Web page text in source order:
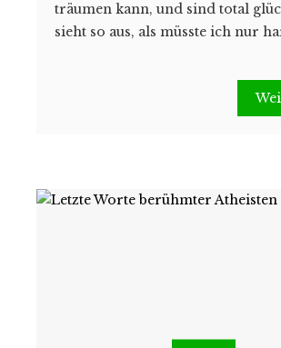
träumen kann, und sind total
sieht so aus, als müsste ich nur